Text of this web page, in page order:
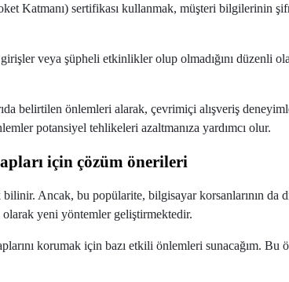
Katmanı) sertifikası kullanmak, müşteri bilgilerinin
veya şüpheli etkinlikler olup olmadığını
belirtilen önlemleri alarak, çevrimiçi alışveriş
potansiyel tehlikeleri azaltmanıza yardımcı olur.
için çözüm önerileri
Ancak, bu popülarite, bilgisayar korsanlarının
yeni yöntemler geliştirmektedir.
korumak için bazı etkili önlemleri sunacağım.